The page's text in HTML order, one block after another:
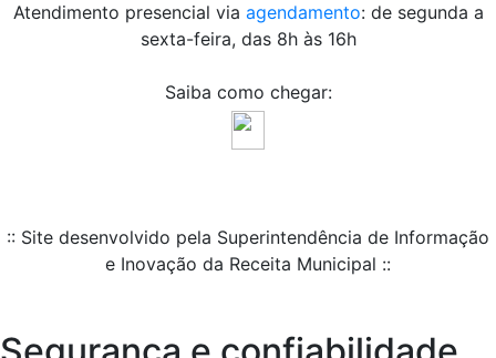
Atendimento presencial via agendamento: de segunda a
sexta-feira, das 8h às 16h
Saiba como chegar:
:: Site desenvolvido pela Superintendência de Informação
e Inovação da Receita Municipal ::